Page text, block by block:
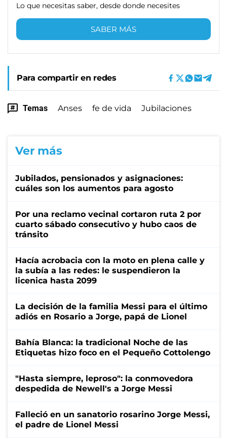
Lo que necesitas saber, desde donde necesites
SABER MÁS
Para compartir en redes
Temas Anses fe de vida Jubilaciones
Ver más
Jubilados, pensionados y asignaciones:
cuáles son los aumentos para agosto
Por una reclamo vecinal cortaron ruta 2 por
cuarto sábado consecutivo y hubo caos de
tránsito
Hacía acrobacia con la moto en plena calle y
la subía a las redes: le suspendieron la
licenica hasta 2099
La decisión de la familia Messi para el último
adiós en Rosario a Jorge, papá de Lionel
Bahía Blanca: la tradicional Noche de las
Etiquetas hizo foco en el Pequeño Cottolengo
"Hasta siempre, leproso": la conmovedora
despedida de Newell's a Jorge Messi
Falleció en un sanatorio rosarino Jorge Messi,
el padre de Lionel Messi